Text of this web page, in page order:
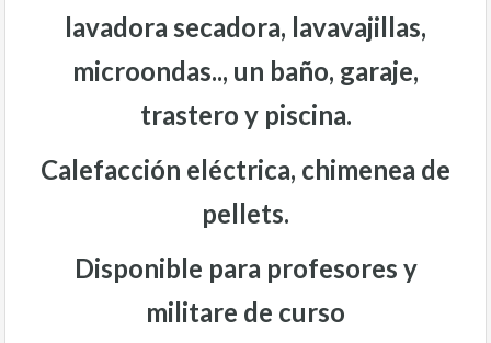
lavadora secadora, lavavajillas,
microondas.., un baño, garaje,
trastero y piscina.
Calefacción eléctrica, chimenea de
pellets.
Disponible para profesores y
militare de curso